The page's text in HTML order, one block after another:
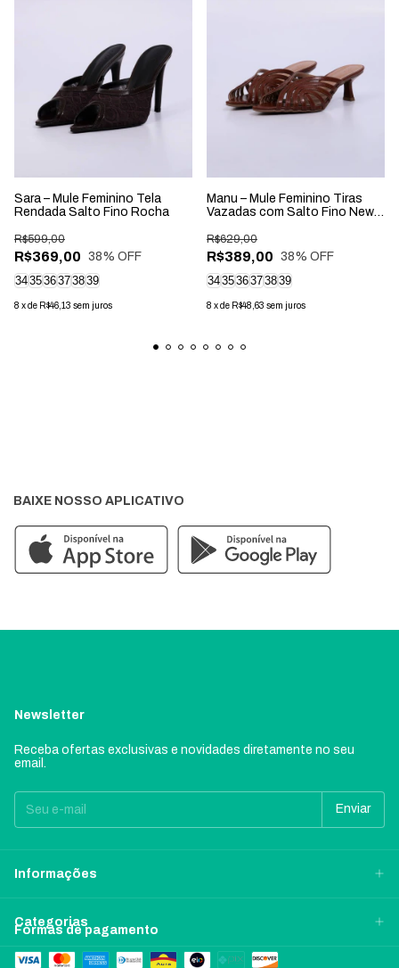
Sara – Mule Feminino Tela
Rendada Salto Fino Rocha
R$369,00
R$599,00
38% OFF
343536373839
8 xde R$46,13 sem juros
Manu – Mule Feminino Tiras
Vazadas com Salto Fino New
R$389,00
R$629,00
38% OFF
343536373839
8 xde R$48,63 sem juros
BAIXE NOSSO APLICATIVO
Newsletter
Receba ofertas exclusivas e novidades diretamente no seu
email.
Informações
Categorias
Formas de pagamento